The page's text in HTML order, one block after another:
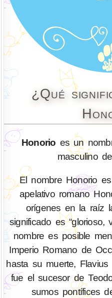
¿Qué
Honorio es un
masculino
El nombre Honorio
apelativo romano
orígenes en la raíz
significado es “glorioso,
nombre es posible
Imperio Romano de
hasta su muerte,
fue el sucesor de
sumos pontífices